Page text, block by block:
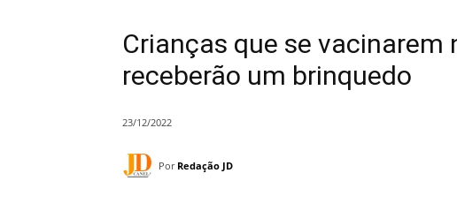
Crianças que se vacinarem
receberão um brinquedo
23/12/2022
Por Redação JD